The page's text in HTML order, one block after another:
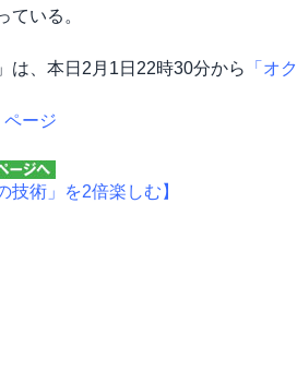
ている。
は、本日2月1日22時30分から 「オ
ージ
技術」を2倍楽しむ】